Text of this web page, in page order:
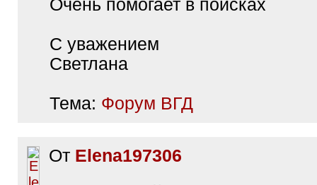
Очень помогает в поисках
С уважением
Светлана
Тема: Форум ВГД
От Elena197306